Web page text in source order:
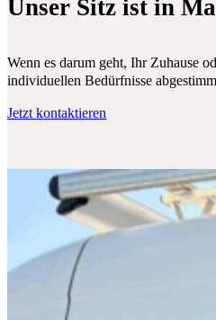
Unser Sitz ist in
Wenn es darum geht, Ihr Zuhause
individuellen Bedürfnisse
Jetzt kontaktieren